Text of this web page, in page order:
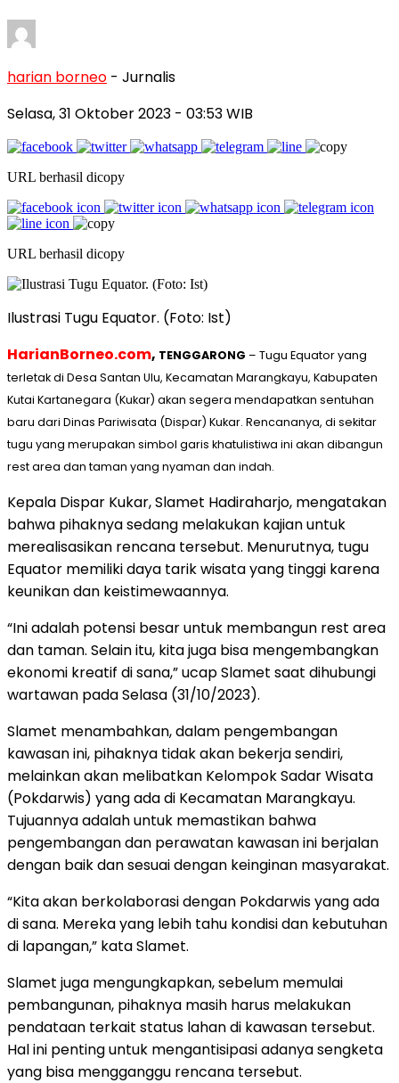
harian borneo - Jurnalis
Selasa, 31 Oktober 2023 - 03:53 WIB
URL berhasil dicopy
URL berhasil dicopy
Ilustrasi Tugu Equator. (Foto: Ist)
HarianBorneo.com, TENGGARONG – Tugu Equator yang
terletak di Desa Santan Ulu, Kecamatan Marangkayu, Kabupaten
Kutai Kartanegara (Kukar) akan segera mendapatkan sentuhan
baru dari Dinas Pariwisata (Dispar) Kukar. Rencananya, di sekitar
tugu yang merupakan simbol garis khatulistiwa ini akan dibangun
rest area dan taman yang nyaman dan indah.
Kepala Dispar Kukar, Slamet Hadiraharjo, mengatakan
bahwa pihaknya sedang melakukan kajian untuk
merealisasikan rencana tersebut. Menurutnya, tugu
Equator memiliki daya tarik wisata yang tinggi karena
keunikan dan keistimewaannya.
“Ini adalah potensi besar untuk membangun rest area
dan taman. Selain itu, kita juga bisa mengembangkan
ekonomi kreatif di sana,” ucap Slamet saat dihubungi
wartawan pada Selasa (31/10/2023).
Slamet menambahkan, dalam pengembangan
kawasan ini, pihaknya tidak akan bekerja sendiri,
melainkan akan melibatkan Kelompok Sadar Wisata
(Pokdarwis) yang ada di Kecamatan Marangkayu.
Tujuannya adalah untuk memastikan bahwa
pengembangan dan perawatan kawasan ini berjalan
dengan baik dan sesuai dengan keinginan masyarakat.
“Kita akan berkolaborasi dengan Pokdarwis yang ada
di sana. Mereka yang lebih tahu kondisi dan kebutuhan
di lapangan,” kata Slamet.
Slamet juga mengungkapkan, sebelum memulai
pembangunan, pihaknya masih harus melakukan
pendataan terkait status lahan di kawasan tersebut.
Hal ini penting untuk mengantisipasi adanya sengketa
yang bisa mengganggu rencana tersebut.